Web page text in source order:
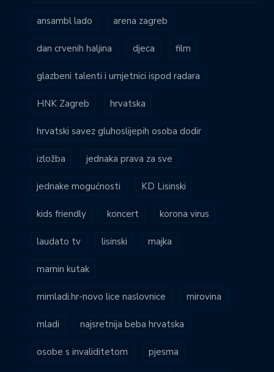
ansambl lado arena zagreb
dan crvenih haljina djeca film
glazbeni talenti i umjetnici ispod radara
HNK Zagreb hrvatska
hrvatski savez gluhoslijepih osoba dodir
izložba jednaka prava za sve
jednake mogućnosti KD Lisinski
kids friendly koncert korona virus
laudato tv lisinski majka
mamin kutak
mimladi.hr-novo lice naslovnice mirovina
mladi najsretnija beba hrvatska
osobe s invaliditetom pjesma